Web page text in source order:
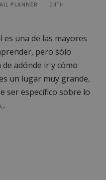
PLANNER
24TH
una de las mayores
pero sólo
adónde ir y cómo
un lugar muy grande,
ser específico sobre lo